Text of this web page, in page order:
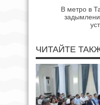
В метро в
ЧИТАЙТЕ